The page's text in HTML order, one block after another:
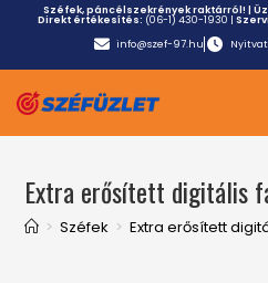
Széfek, páncélszekrények raktárról! |
Direkt értékesítés: (06-1) 430-1930 |
info@szef-97.hu
Extra erősített digitális
> Széfek > Extra erősített